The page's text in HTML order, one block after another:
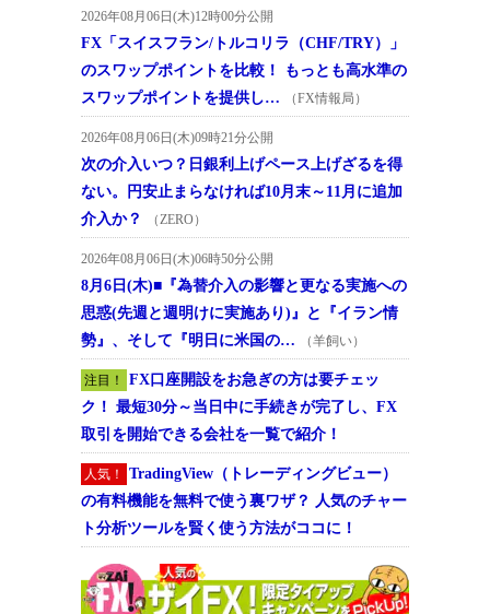
2026年08月06日(木)12時00分公開
FX「スイスフラン/トルコリラ（CHF/TRY）」
のスワップポイントを比較！ もっとも高水準の
スワップポイントを提供し…
（FX情報局）
2026年08月06日(木)09時21分公開
次の介入いつ？日銀利上げペース上げざるを得
ない。円安止まらなければ10月末～11月に追加
介入か？
（ZERO）
2026年08月06日(木)06時50分公開
8月6日(木)■『為替介入の影響と更なる実施への
思惑(先週と週明けに実施あり)』と『イラン情
勢』、そして『明日に米国の…
（羊飼い）
注目！
FX口座開設をお急ぎの方は要チェッ
ク！ 最短30分～当日中に手続きが完了し、FX
取引を開始できる会社を一覧で紹介！
人気！
TradingView（トレーディングビュー）
の有料機能を無料で使う裏ワザ？ 人気のチャー
ト分析ツールを賢く使う方法がココに！